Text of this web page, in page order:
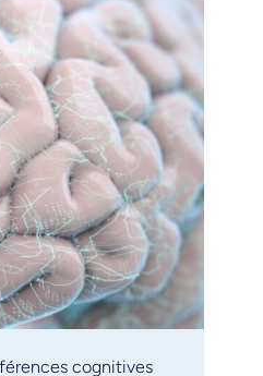
cognitives